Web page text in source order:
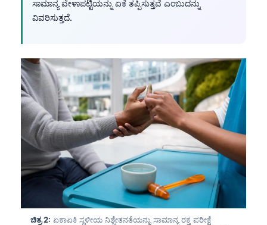
ಸಾಮಾನ್ಯ ವೇಳಾಪಟ್ಟಿಯನ್ನು ಏಕೆ ತಪ್ಪಿಸುತ್ತವೆ ಎಂಬುದನ್ನು
ವಿವರಿಸುತ್ತದೆ.
ಚಿತ್ರ 2: ಏಕಾಏಕಿ ಸ್ಥಳೀಯ ನಿಶ್ಚೇತನತೆಯನ್ನು ಸಾಮಾನ್ಯ ರಕ್ತ ಪರೀಕ್ಷೆ